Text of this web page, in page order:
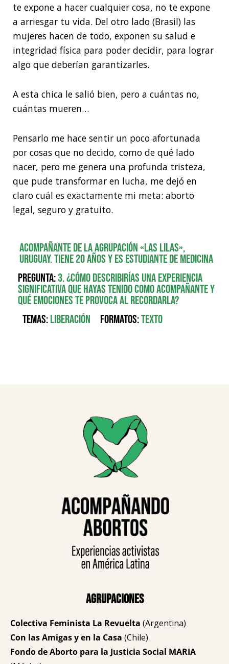
te expone a hacer cualquier cosa, no te expone
a arriesgar tu vida. Del otro lado (Brasil) las
mujeres hacen de todo, exponen su salud e
integridad física para poder decidir, para lograr
algo que deberían garantizarles.
A esta chica le salió bien, pero a cuántas no,
cuántas mueren…
Pensarlo me hace sentir un poco afortunada
por cosas que no decido, como de qué lado
nacer, pero me genera una profunda tristeza,
que pude transformar en lucha, me dejó en
claro cuál es exactamente mi meta: aborto
legal, seguro y gratuito.
Acompañante de la agrupación «Las Lilas»,
Uruguay. Tiene 20 años y es estudiante de medicina
Pregunta:3. ¿Cómo describirías una experiencia
significativa que hayas tenido como acompañante y
qué emociones te provoca al recordarla?
Temas:Liberación Formatos:Texto
Agrupaciones
Colectiva Feminista La Revuelta (Argentina)
Con las Amigas y en la Casa (Chile)
Fondo de Aborto para la Justicia Social MARIA